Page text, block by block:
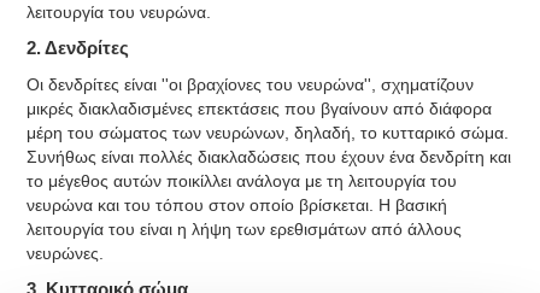
λειτουργία του νευρώνα.
2. Δενδρίτες
Οι δενδρίτες είναι ''οι βραχίονες του νευρώνα'', σχηματίζουν
μικρές διακλαδισμένες επεκτάσεις που βγαίνουν από διάφορα
μέρη του σώματος των νευρώνων, δηλαδή, το κυτταρικό σώμα.
Συνήθως είναι πολλές διακλαδώσεις που έχουν ένα δενδρίτη και
το μέγεθος αυτών ποικίλλει ανάλογα με τη λειτουργία του
νευρώνα και του τόπου στον οποίο βρίσκεται. Η βασική
λειτουργία του είναι η λήψη των ερεθισμάτων από άλλους
νευρώνες.
3. Κυτταρικό σώμα